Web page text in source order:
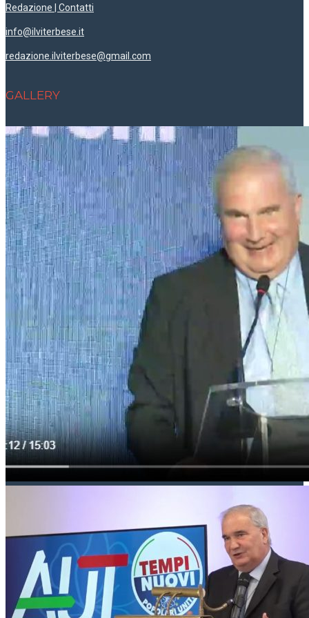
Redazione | Contatti
info@ilviterbese.it
redazione.ilviterbese@gmail.com
GALLERY